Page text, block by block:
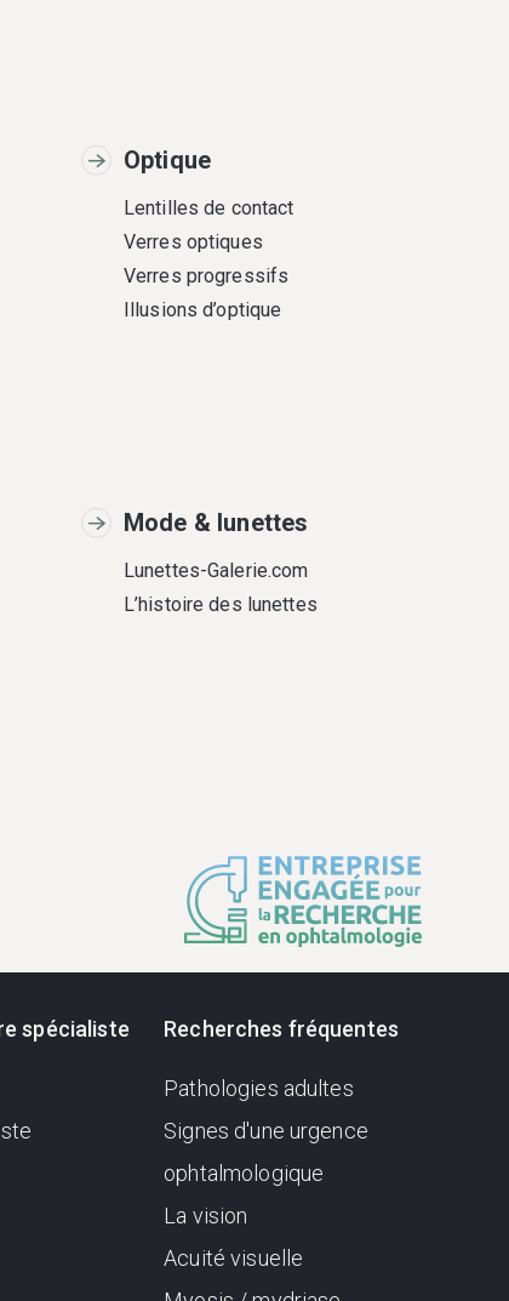
Optique
Lentilles de contact
Verres optiques
Verres progressifs
Illusions d’optique
Mode & lunettes
Lunettes-Galerie.com
L’histoire des lunettes
spécialiste Recherches fréquentes
Pathologies adultes
Signes d'une urgence
ophtalmologique
La vision
Acuité visuelle